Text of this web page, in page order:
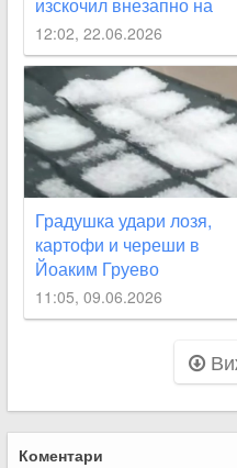
пътя
12:02, 22.06.2026
Градушка удари лозя,
картофи и череши в
Йоаким Груево
11:05, 09.06.2026
Коментари